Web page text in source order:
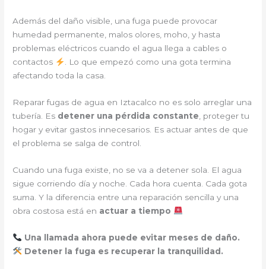
Además del daño visible, una fuga puede provocar
humedad permanente, malos olores, moho, y hasta
problemas eléctricos cuando el agua llega a cables o
contactos
. Lo que empezó como una gota termina
afectando toda la casa.
Reparar fugas de agua en Iztacalco no es solo arreglar una
tubería. Es detener una pérdida constante , proteger tu
hogar y evitar gastos innecesarios. Es actuar antes de que
el problema se salga de control.
Cuando una fuga existe, no se va a detener sola. El agua
sigue corriendo día y noche. Cada hora cuenta. Cada gota
suma. Y la diferencia entre una reparación sencilla y una
obra costosa está en actuar a tiempo
Una llamada ahora puede evitar meses de daño.
Detener la fuga es recuperar la tranquilidad.